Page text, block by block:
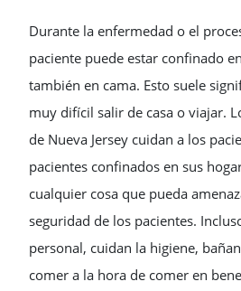
Durante la enfermedad o el
paciente puede estar confinado
también en cama. Esto suele
muy difícil salir de casa o viajar.
de Nueva Jersey cuidan a los
pacientes confinados en sus
cualquier cosa que pueda
seguridad de los pacientes.
personal, cuidan la higiene,
comer a la hora de comer en